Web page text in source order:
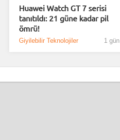
Huawei Watch GT 7 serisi
tanıtıldı: 21 güne kadar pil
ömrü!
Giyilebilir Teknolojiler 1 gün